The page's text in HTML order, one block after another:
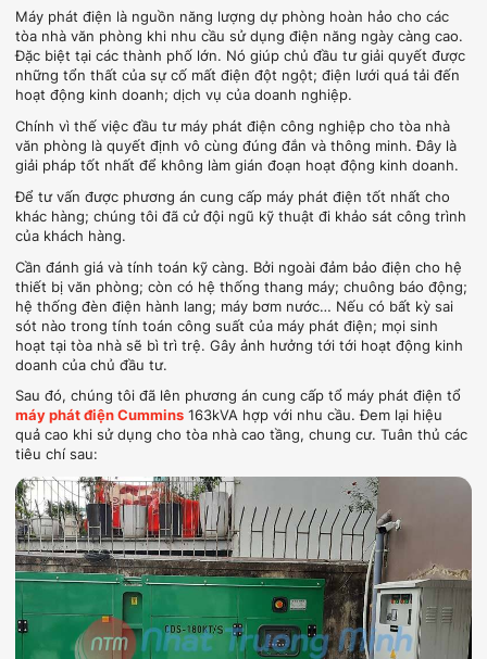
Máy phát điện là nguồn năng lượng dự phòng hoàn hảo cho các
tòa nhà văn phòng khi nhu cầu sử dụng điện năng ngày càng cao.
Đặc biệt tại các thành phố lớn. Nó giúp chủ đầu tư giải quyết được
những tổn thất của sự cố mất điện đột ngột; điện lưới quá tải đến
hoạt động kinh doanh; dịch vụ của doanh nghiệp.
Chính vì thế việc đầu tư máy phát điện công nghiệp cho tòa nhà
văn phòng là quyết định vô cùng đúng đắn và thông minh. Đây là
giải pháp tốt nhất để không làm gián đoạn hoạt động kinh doanh.
Để tư vấn được phương án cung cấp máy phát điện tốt nhất cho
khác hàng; chúng tôi đã cử đội ngũ kỹ thuật đi khảo sát công trình
của khách hàng.
Cần đánh giá và tính toán kỹ càng. Bởi ngoài đảm bảo điện cho hệ
thiết bị văn phòng; còn có hệ thống thang máy; chuông báo động;
hệ thống đèn điện hành lang; máy bơm nước… Nếu có bất kỳ sai
sót nào trong tính toán công suất của máy phát điện; mọi sinh
hoạt tại tòa nhà sẽ bì trì trệ. Gây ảnh hưởng tới tới hoạt động kinh
doanh của chủ đầu tư.
Sau đó, chúng tôi đã lên phương án cung cấp tổ máy phát điện tổ
máy phát điện Cummins 163kVA hợp với nhu cầu. Đem lại hiệu
quả cao khi sử dụng cho tòa nhà cao tầng, chung cư. Tuân thủ các
tiêu chí sau: